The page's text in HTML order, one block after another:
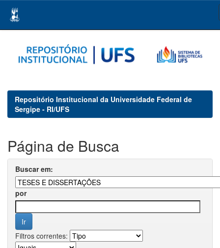
navigation
Repositório Institucional da Universidade Federal de
Sergipe - RI/UFS
Página de Busca
Buscar em:
por
Filtros correntes: